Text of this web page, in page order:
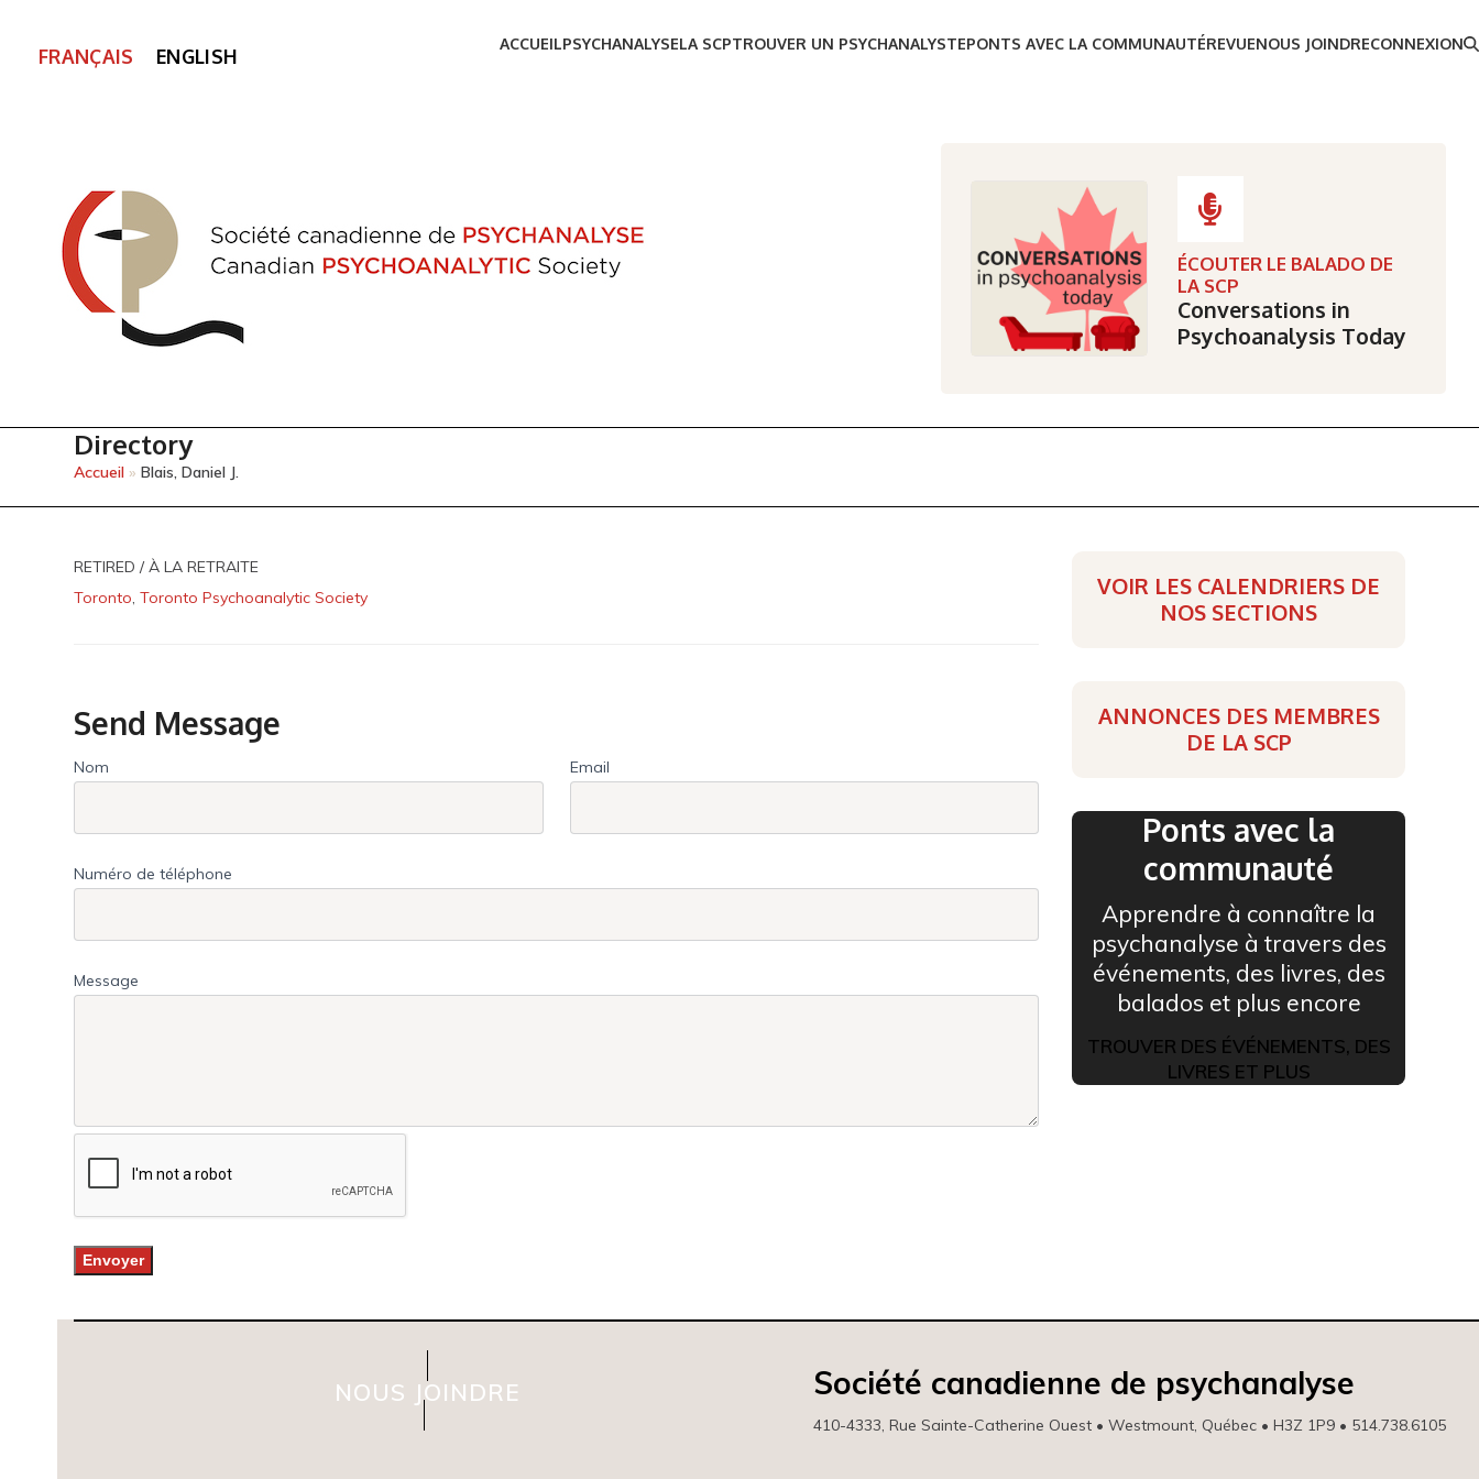
ACCUEILPSYCHANALYSELA SCPTROUVER UN PSYCHANALYSTEPONTS AVEC LA COMMUNAUTÉREVUENOUS JOINDRECONNEXION
FRANÇAIS ENGLISH
ÉCOUTER LE BALADO DE
LA SCP
Conversations in
Psychoanalysis Today
Directory
Accueil »Blais, Daniel J.
RETIRED / À LA RETRAITE
Toronto,Toronto Psychoanalytic Society
Send Message
Nom Email
Numéro de téléphone
Message
VOIR LES CALENDRIERS DE
NOS SECTIONS
ANNONCES DES MEMBRES
DE LA SCP
Ponts avec la
communauté
Apprendre à connaître la
psychanalyse à travers des
événements, des livres, des
balados et plus encore
TROUVER DES ÉVÉNEMENTS, DES
LIVRES ET PLUS
NOUS JOINDRE Société canadienne de psychanalyse
410-4333, Rue Sainte-Catherine Ouest • Westmount, Québec • H3Z 1P9 • 514.738.6105